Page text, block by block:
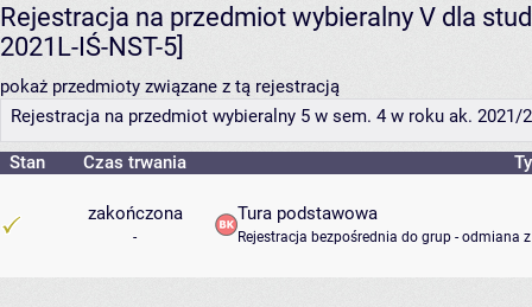
Rejestracja na przedmiot wybieralny V dla
2021L-IŚ-NST-5]
pokaż przedmioty związane z tą rejestracją
Rejestracja na przedmiot wybieralny 5 w sem. 4 w roku ak. 2021/
Stan Czas trwania
zakończona
-
Tura podstawowa
Rejestracja bezpośrednia do grup - odmiana